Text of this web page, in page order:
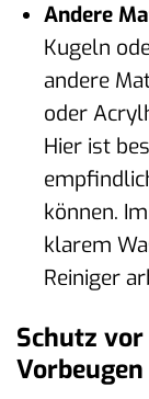
Andere
Kugeln
andere
oder
Hier ist
können.
klarem
Reiniger
Schutz vor